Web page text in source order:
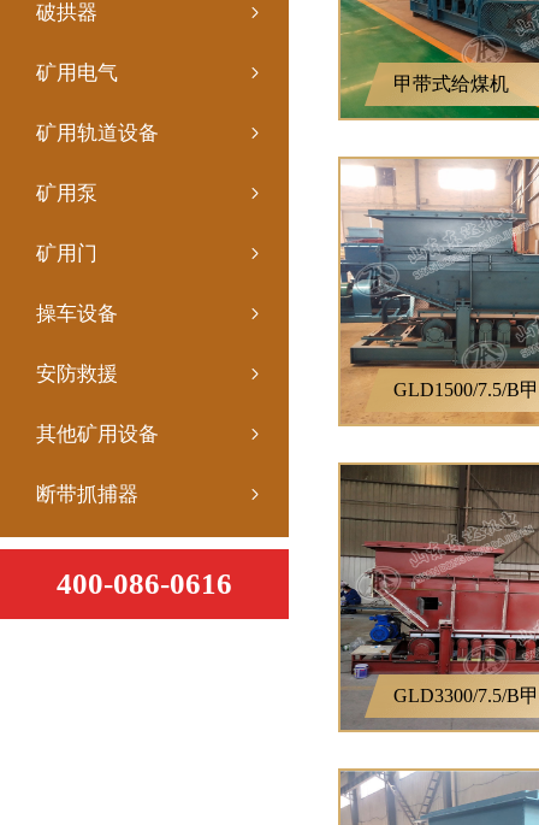
破拱器
矿用电气
矿用轨道设备
矿用泵
矿用门
操车设备
安防救援
其他矿用设备
断带抓捕器
400-086-0616
甲带式给煤机
GLD1500/7.5/B
GLD3300/7.5/B